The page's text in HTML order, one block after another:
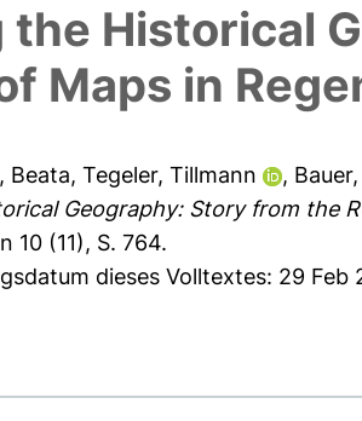
the Historical
Maps in
Beata, Tegeler, Tillmann ,
Geography: Story from the
10 (11), S. 764.
dieses Volltextes: 29 Feb